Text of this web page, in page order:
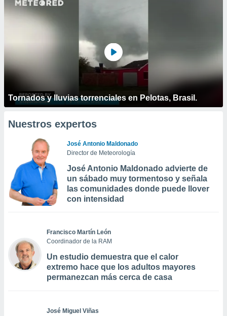
Tornados y lluvias torrenciales en Pelotas, Brasil.
Nuestros expertos
José Antonio Maldonado
Director de Meteorología
José Antonio Maldonado advierte de
un sábado muy tormentoso y señala
las comunidades donde puede llover
con intensidad
Francisco Martín León
Coordinador de la RAM
Un estudio demuestra que el calor
extremo hace que los adultos mayores
permanezcan más cerca de casa
José Miguel Viñas